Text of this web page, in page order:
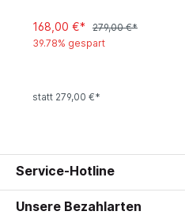
168,00 €*
279,00 €*
39.78% gespart
statt 279,00 €*
Service-Hotline
Unsere Bezahlarten